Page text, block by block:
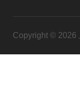
Copyright © 2026